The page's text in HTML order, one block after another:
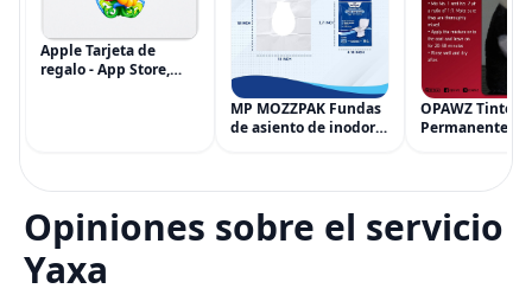
Apple Tarjeta de
regalo - App Store,
MP MOZZPAK Fundas
de asiento de inodoro
para entrenamiento
OPAWZ Tinte
Permanente
Tinte para
Peluquería
una Década,
Opiniones sobre el servicio
Yaxa